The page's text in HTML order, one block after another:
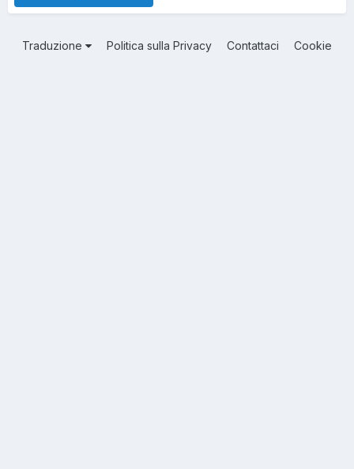
Traduzione Politica sulla Privacy Contattaci Cookie